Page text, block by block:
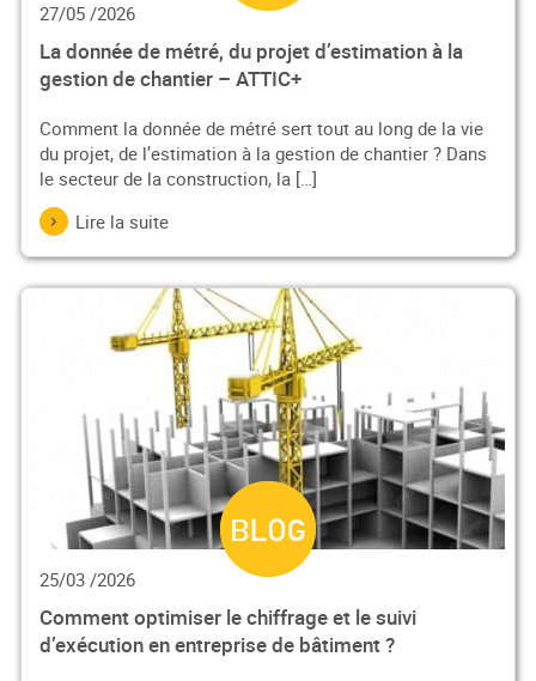
27/05 /2026
La donnée de métré, du projet d’estimation à la
gestion de chantier – ATTIC+
Comment la donnée de métré sert tout au long de la vie
du projet, de l’estimation à la gestion de chantier ? Dans
le secteur de la construction, la […]
Lire la suite
25/03 /2026
Comment optimiser le chiffrage et le suivi
d’exécution en entreprise de bâtiment ?